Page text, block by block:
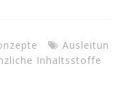
Ausleitun
Inhaltsstoffe